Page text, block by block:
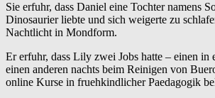
Sie erfuhr, dass Daniel eine Tochter namens
Dinosaurier liebte und sich weigerte zu
Nachtlicht in Mondform.
Er erfuhr, dass Lily zwei Jobs hatte – einen in
einen anderen nachts beim Reinigen von
online Kurse in fruehkindlicher Paedagogik